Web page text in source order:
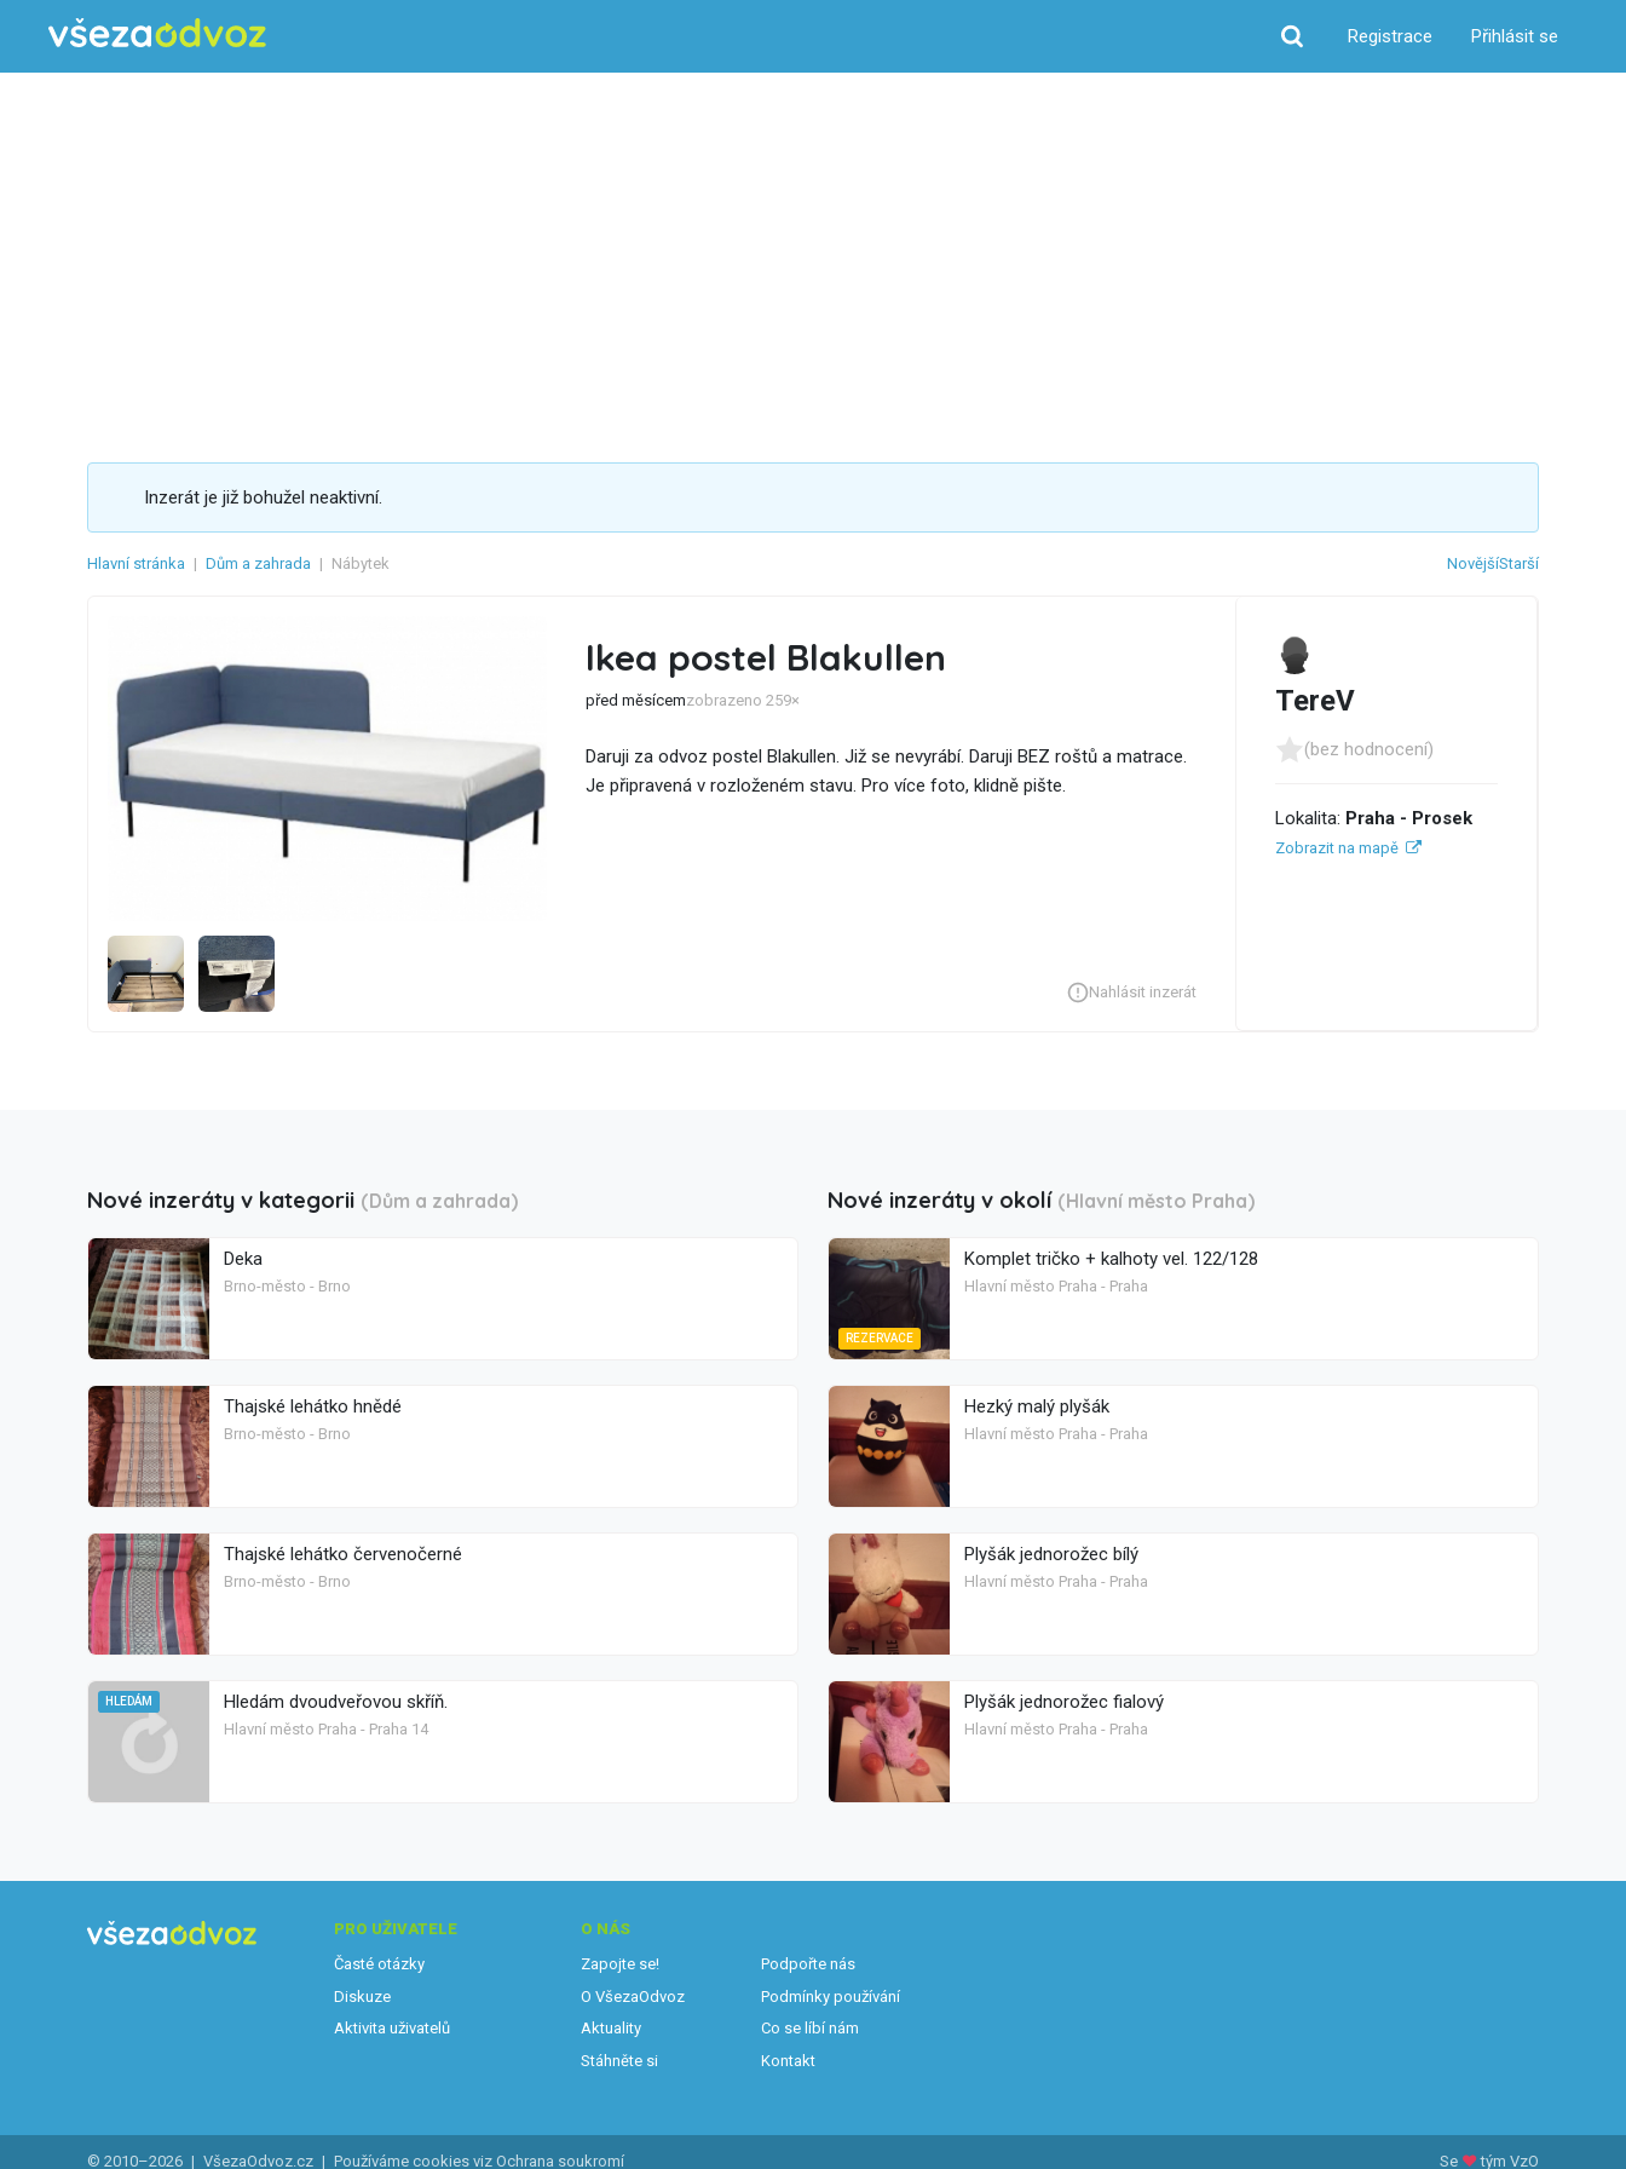
Hledat
Registrace Přihlásit se
Inzerát je již bohužel neaktivní.
Hlavní stránka | Dům a zahrada | Nábytek NovějšíStarší
Ikea postel Blakullen
před měsícemzobrazeno 259×
Daruji za odvoz postel Blakullen. Již se nevyrábí. Daruji BEZ roštů a matrace.
Je připravená v rozloženém stavu. Pro více foto, klidně pište.
Nahlásit inzerát
TereV
(bez hodnocení)
Lokalita: Praha - Prosek
Zobrazit na mapě
Nové inzeráty v kategorii (Dům a zahrada)
Deka
Brno-město - Brno
Thajské lehátko hnědé
Brno-město - Brno
Thajské lehátko červenočerné
Brno-město - Brno
HLEDÁM Hledám dvoudveřovou skříň.
Hlavní město Praha - Praha 14
Nové inzeráty v okolí (Hlavní město Praha)
REZERVACE
Komplet tričko + kalhoty vel. 122/128
Hlavní město Praha - Praha
Hezký malý plyšák
Hlavní město Praha - Praha
Plyšák jednorožec bílý
Hlavní město Praha - Praha
Plyšák jednorožec fialový
Hlavní město Praha - Praha
PRO UŽIVATELE
Časté otázky
Diskuze
Aktivita uživatelů
O NÁS
Zapojte se!
O VšezaOdvoz
Aktuality
Stáhněte si
Podpořte nás
Podmínky používání
Co se líbí nám
Kontakt
© 2010–2026 | VšezaOdvoz.cz | Používáme cookies viz Ochrana soukromí Se ♥ tým VzO